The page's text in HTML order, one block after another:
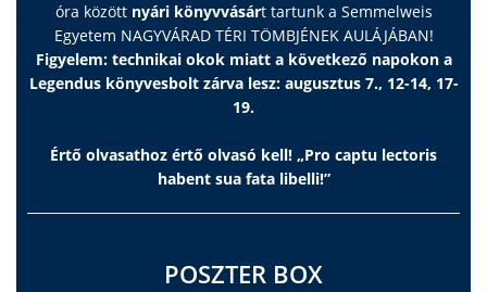
óra között nyári könyvvásárt tartunk a Semmelweis
Egyetem NAGYVÁRAD TÉRI TÖMBJÉNEK AULÁJÁBAN!
Figyelem: technikai okok miatt a következő napokon a
Legendus könyvesbolt zárva lesz: augusztus 7., 12-14, 17-
19.
Értő olvasathoz értő olvasó kell! „Pro captu lectoris
habent sua fata libelli!”
POSZTER BOX